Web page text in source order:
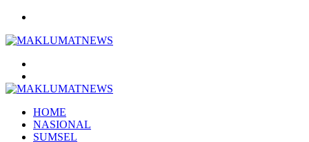
In
HOME
NASIONAL
SUMSEL